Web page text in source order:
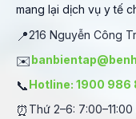
mang lại dịch vụ y tế
📍216 Nguyễn Công
✉️
📞Hotline: 1900 986
⏰ Thứ 2–6: